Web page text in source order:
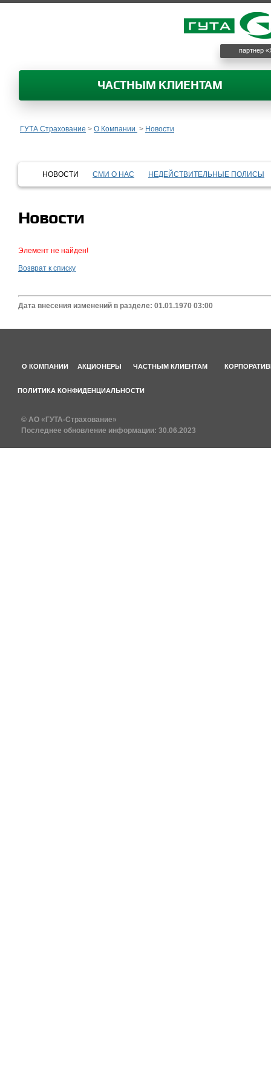
партнер
ЧАСТНЫМ КЛИЕНТАМ
ГУТА Страхование > О Компании > Новости
НОВОСТИ СМИ О НАС НЕДЕЙСТВИТЕЛЬНЫЕ ПОЛИСЫ
Новости
Элемент не найден!
Возврат к списку
Дата внесения изменений в разделе: 01.01.1970 03:00
О КОМПАНИИ АКЦИОНЕРЫ ЧАСТНЫМ КЛИЕНТАМ
ПОЛИТИКА КОНФИДЕНЦИАЛЬНОСТИ
© АО «ГУТА-Страхование»
Последнее обновление информации: 30.06.2023